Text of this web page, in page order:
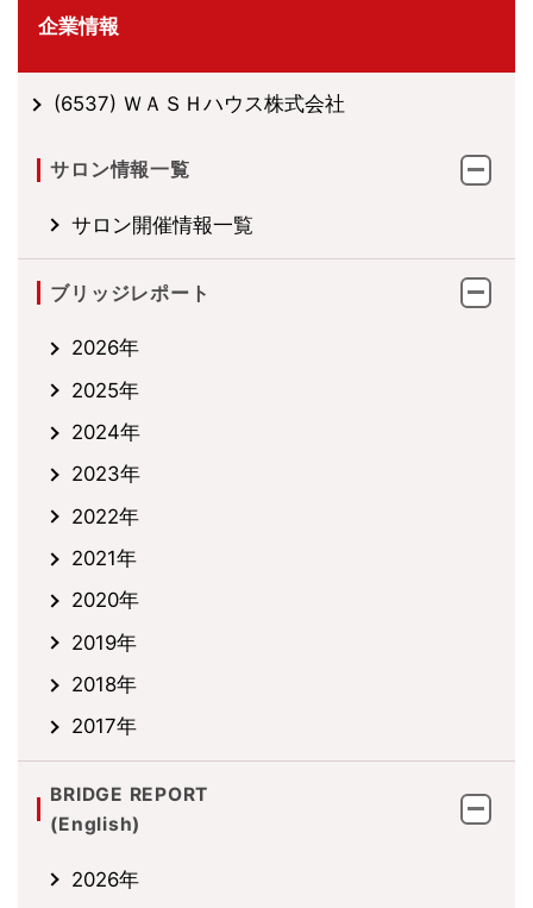
企業情報
(6537) ＷＡＳＨハウス株式会社
サロン情報一覧
サロン開催情報一覧
ブリッジレポート
2026年
2025年
2024年
2023年
2022年
2021年
2020年
2019年
2018年
2017年
BRIDGE REPORT
(English)
2026年